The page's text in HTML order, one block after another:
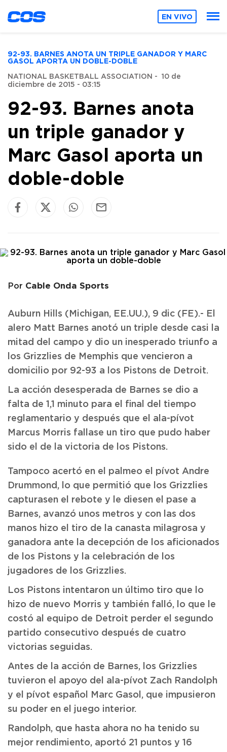
EN VIVO
92-93. BARNES ANOTA UN TRIPLE GANADOR Y MARC
GASOL APORTA UN DOBLE-DOBLE
NATIONAL BASKETBALL ASSOCIATION - 10 de
diciembre de 2015 - 03:15
92-93. Barnes anota
un triple ganador y
Marc Gasol aporta un
doble-doble
Por Cable Onda Sports
Auburn Hills (Michigan, EE.UU.), 9 dic (FE).- El
alero Matt Barnes anotó un triple desde casi la
mitad del campo y dio un inesperado triunfo a
los Grizzlies de Memphis que vencieron a
domicilio por 92-93 a los Pistons de Detroit.
La acción desesperada de Barnes se dio a
falta de 1,1 minuto para el final del tiempo
reglamentario y después que el ala-pívot
Marcus Morris fallase un tiro que pudo haber
sido el de la victoria de los Pistons.
Tampoco acertó en el palmeo el pívot Andre
Drummond, lo que permitió que los Grizzlies
capturasen el rebote y le diesen el pase a
Barnes, avanzó unos metros y con las dos
manos hizo el tiro de la canasta milagrosa y
ganadora ante la decepción de los aficionados
de los Pistons y la celebración de los
jugadores de los Grizzlies.
Los Pistons intentaron un último tiro que lo
hizo de nuevo Morris y también falló, lo que le
costó al equipo de Detroit perder el segundo
partido consecutivo después de cuatro
victorias seguidas.
Antes de la acción de Barnes, los Grizzlies
tuvieron el apoyo del ala-pívot Zach Randolph
y el pívot español Marc Gasol, que impusieron
su poder en el juego interior.
Randolph, que hasta ahora no ha tenido su
mejor rendimiento, aportó 21 puntos y 16